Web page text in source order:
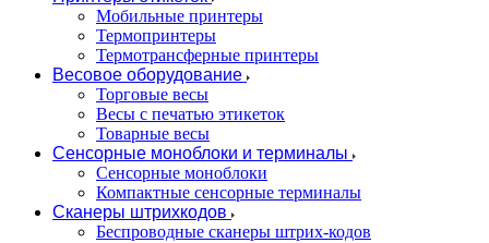
Мобильные принтеры
Термопринтеры
Термотрансферные принтеры
Весовое оборудование
Торговые весы
Весы с печатью этикеток
Товарные весы
Сенсорные моноблоки и терминалы
Сенсорные моноблоки
Компактные сенсорные терминалы
Сканеры штрихкодов
Беспроводные сканеры штрих-кодов